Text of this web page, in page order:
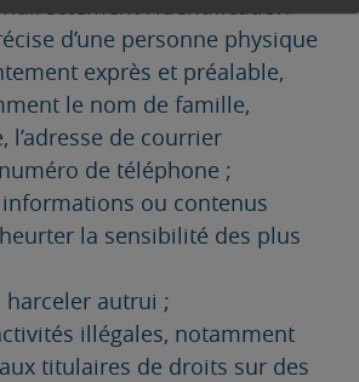
d’une personne physique
exprès et préalable,
le nom de famille,
l’adresse de courrier
de téléphone ;
ou contenus
la sensibilité des plus
autrui ;
illégales, notamment
titulaires de droits sur des